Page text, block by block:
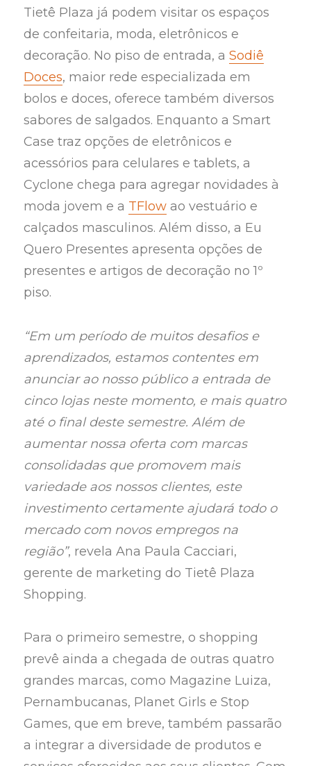
Tietê Plaza já podem visitar os espaços
de confeitaria, moda, eletrônicos e
decoração. No piso de entrada, aSodiê
Doces, maior rede especializada em
bolos e doces, oferece também diversos
sabores de salgados. Enquanto a Smart
Case traz opções de eletrônicos e
acessórios para celulares e tablets, a
Cyclone chega para agregar novidades à
moda jovem e a TFlow ao vestuário e
calçados masculinos. Além disso, a Eu
Quero Presentes apresenta opções de
presentes e artigos de decoração no 1º
piso.
“Em um período de muitos desafios e
aprendizados, estamos contentes em
anunciar ao nosso público a entrada de
cinco lojas neste momento, e mais quatro
até o final deste semestre. Além de
aumentar nossa oferta com marcas
consolidadas que promovem mais
variedade aos nossos clientes, este
investimento certamente ajudará todo o
mercado com novos empregos na
região”, revela Ana Paula Cacciari,
gerente de marketing do Tietê Plaza
Shopping.
Para o primeiro semestre, o shopping
prevê ainda a chegada de outras quatro
grandes marcas, como Magazine Luiza,
Pernambucanas, Planet Girls e Stop
Games, que em breve, também passarão
a integrar a diversidade de produtos e